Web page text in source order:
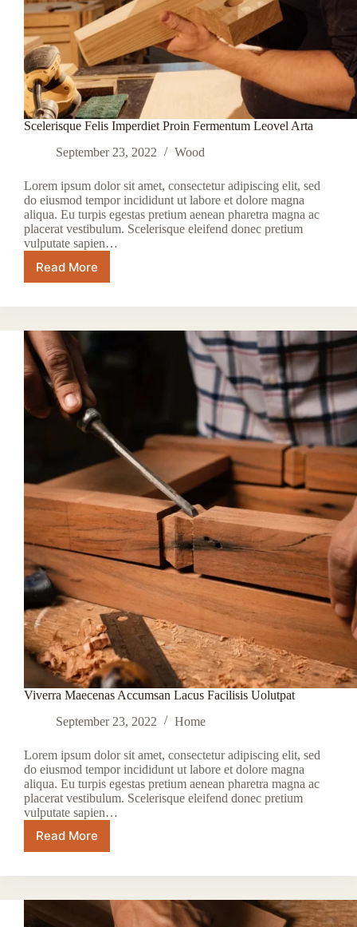
Scelerisque Felis Imperdiet Proin Fermentum Leovel Arta
September 23, 2022
Wood
Lorem ipsum dolor sit amet, consectetur adipiscing elit, sed
do eiusmod tempor incididunt ut labore et dolore magna
aliqua. Eu turpis egestas pretium aenean pharetra magna ac
placerat vestibulum. Scelerisque eleifend donec pretium
vulputate sapien…
Read MoreScelerisque
Imperdiet
Fermentum
Leovel
Arta
Viverra Maecenas Accumsan Lacus Facilisis Uolutpat
September 23, 2022
Home
Lorem ipsum dolor sit amet, consectetur adipiscing elit, sed
do eiusmod tempor incididunt ut labore et dolore magna
aliqua. Eu turpis egestas pretium aenean pharetra magna ac
placerat vestibulum. Scelerisque eleifend donec pretium
vulputate sapien…
Read More
Viverra
Accumsan
Facilisis
Uolutpat